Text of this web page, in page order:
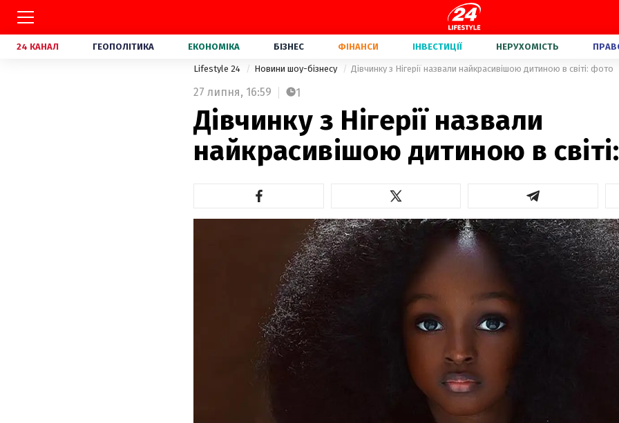
24 КАНАЛ ГЕОПОЛІТИКА ЕКОНОМІКА БІЗНЕС ФІНАНСИ ІНВЕСТИЦІЇ НЕРУХОМІСТЬ
Lifestyle 24 Новини шоу-бізнесу Дівчинку з Нігерії назвали найкрасивішою дитиною в світі: фото
27 липня, 16:59 1
Дівчинку з Нігерії назвали
найкрасивішою дитиною в